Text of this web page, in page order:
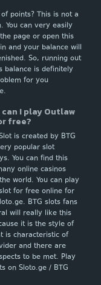
points? This is not a
You can very easily
page or open this
and your balance will
So, running out
balance is definitely
for you
can I play Outlaw
free?
is created by BTG
popular slot
You can find this
online casinos
world. You can play
for free online for
BTG slots fans
will really like this
it is the style of
is characteristic of
and there are
to be met. Play
on Sloto.ge / BTG